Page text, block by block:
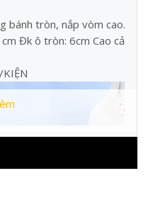
bánh tròn, nắp vòm cao.
Đk ô tròn: 6cm Cao cả